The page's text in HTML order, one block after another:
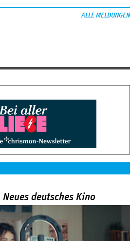
ALLE MELDUNGEN
deutsches Kino